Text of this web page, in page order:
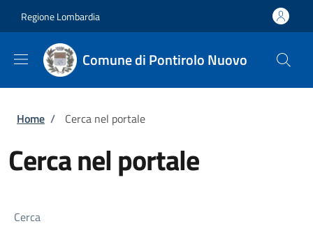
Regione Lombardia
Comune di Pontirolo Nuovo
Briciole di pane
Home / Cerca nel portale
Cerca nel portale
Cerca